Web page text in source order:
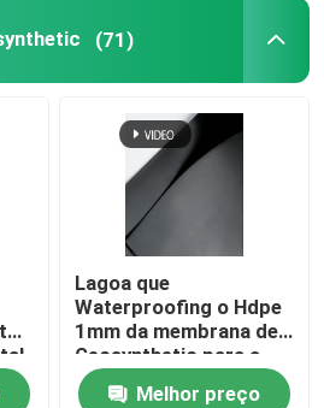
de Geomembrane
(71)
Lagoa que
Waterproofing o Hdpe
1mm da membrana de
Geosynthetic para a
proteção ambiental
Melhor preço